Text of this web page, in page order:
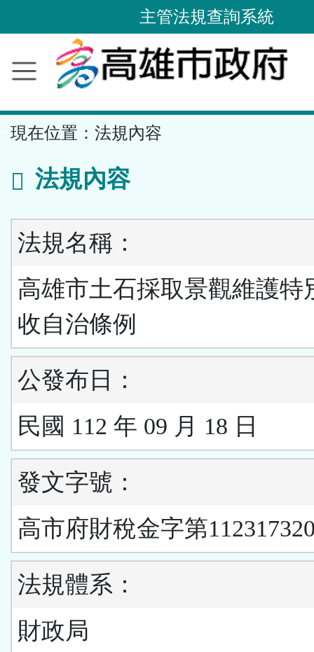
內
容
主管法規查詢系統
現在位置： 法規內容
法規內容
法規名稱：
高雄市土石採取景觀維護特
收自治條例
公發布日：
民國 112 年 09 月 18 日
發文字號：
高市府財稅金字第
法規體系：
財政局